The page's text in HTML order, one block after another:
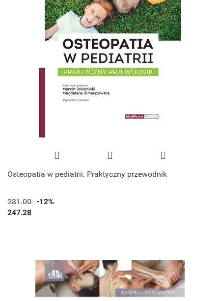
Osteopatia w pediatrii. Praktyczny przewodnik
281.00 -12%
247.28